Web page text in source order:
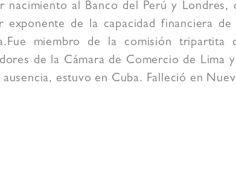
nacimiento al Banco del Perú y
de la capacidad financiera de
miembro de la comisión tripartita
de la Cámara de Comercio de Lima
estuvo en Cuba. Falleció en